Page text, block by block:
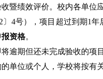
暨绩效评价。校内各单位
4号），项目超过到期1
报资格。
逾期但还未完成验收的项
单位或个人，学校将按有